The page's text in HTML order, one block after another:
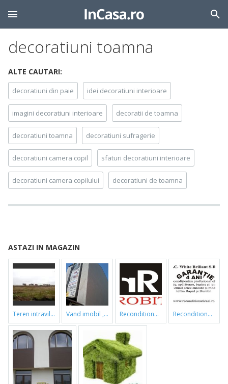
decoratiuni toamna
ALTE CAUTARI:
decoratiuni din paie idei decoratiuni interioare
imagini decoratiuni interioare decoratii de toamna
decoratiuni toamna decoratiuni sufragerie
decoratiuni camera copil sfaturi decoratiuni interioare
decoratiuni camera copilului decoratiuni de toamna
ASTAZI IN MAGAZIN
teren intravilan vand imobil ,790m,piata gorjului,pret negociabil reconditionari cazi de baie reconditionari cazi de baie